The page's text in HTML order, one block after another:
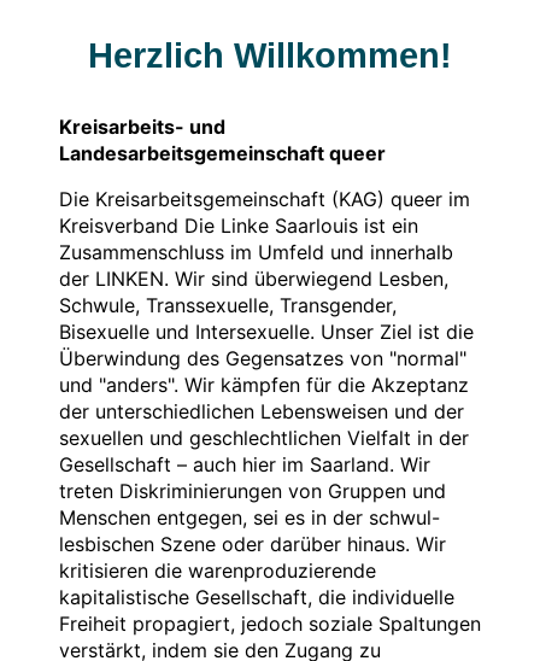
Herzlich Willkommen!
Kreisarbeits- und
Landesarbeitsgemeinschaft queer
Die Kreisarbeitsgemeinschaft (KAG) queer im
Kreisverband Die Linke Saarlouis ist ein
Zusammenschluss im Umfeld und innerhalb
der LINKEN. Wir sind überwiegend Lesben,
Schwule, Transsexuelle, Transgender,
Bisexuelle und Intersexuelle. Unser Ziel ist die
Überwindung des Gegensatzes von "normal"
und "anders". Wir kämpfen für die Akzeptanz
der unterschiedlichen Lebensweisen und der
sexuellen und geschlechtlichen Vielfalt in der
Gesellschaft – auch hier im Saarland. Wir
treten Diskriminierungen von Gruppen und
Menschen entgegen, sei es in der schwul-
lesbischen Szene oder darüber hinaus. Wir
kritisieren die warenproduzierende
kapitalistische Gesellschaft, die individuelle
Freiheit propagiert, jedoch soziale Spaltungen
verstärkt, indem sie den Zugang zu